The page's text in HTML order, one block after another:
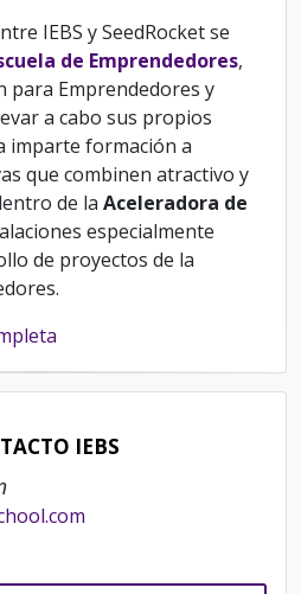
IEBS y SeedRocket se
de Emprendedores,
para Emprendedores y
a cabo sus propios
imparte formación a
que combinen atractivo y
de la Aceleradora de
especialmente
de proyectos de la
IEBS